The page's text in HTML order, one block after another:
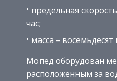
предельная
час;
масса –
Мопед оборудован
расположенным за